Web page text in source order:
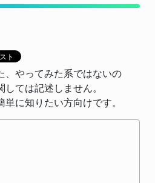
、やってみた系ではないの
ては記述しません。
に知りたい方向けです。